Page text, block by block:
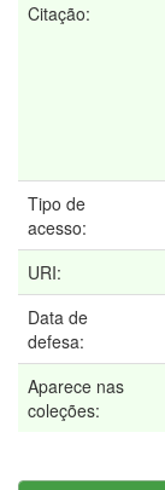
Citação:
Tipo de
acesso:
URI:
Data de
defesa:
Aparece nas
coleções: